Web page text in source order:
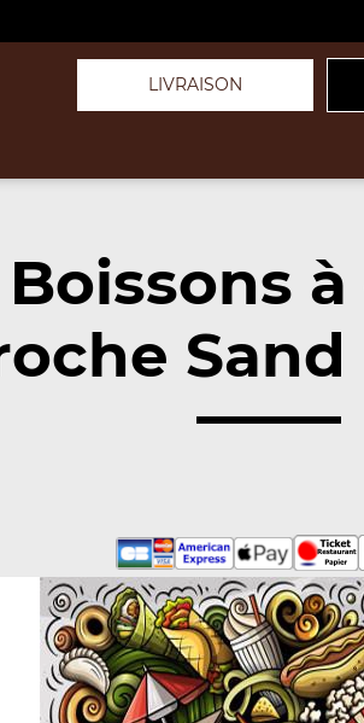
LIVRAISON
Boissons
Sand